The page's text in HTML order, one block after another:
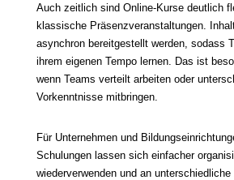
Auch zeitlich sind Online-Kurse deutlich
klassische Präsenzveranstaltungen.
asynchron bereitgestellt werden, sodass
ihrem eigenen Tempo lernen. Das ist
wenn Teams verteilt arbeiten oder
Vorkenntnisse mitbringen.
Für Unternehmen und
Schulungen lassen sich einfacher
wiederverwenden und an unterschiedliche